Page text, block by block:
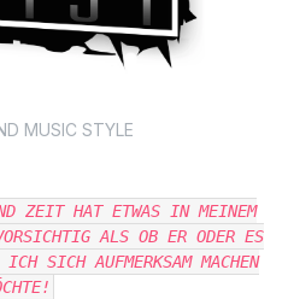
MUSIC STYLE
ZEIT HAT ETWAS IN MEINEM
ALS OB ER ODER ES
SICH AUFMERKSAM MACHEN